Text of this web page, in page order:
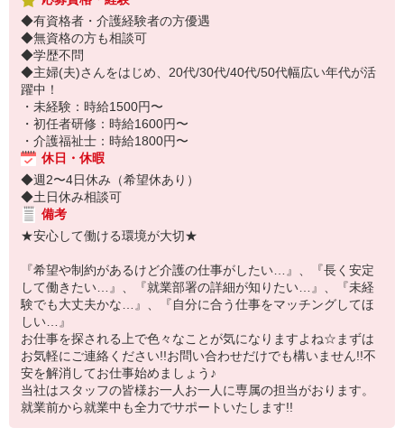
◆有資格者・介護経験者の方優遇
◆無資格の方も相談可
◆学歴不問
◆主婦(夫)さんをはじめ、20代/30代/40代/50代幅広い年代が活
躍中！
・未経験：時給1500円〜
・初任者研修：時給1600円〜
・介護福祉士：時給1800円〜
休日・休暇
◆週2〜4日休み（希望休あり）
◆土日休み相談可
備考
★安心して働ける環境が大切★
『希望や制約があるけど介護の仕事がしたい…』、『長く安定
して働きたい…』、『就業部署の詳細が知りたい…』、『未経
験でも大丈夫かな…』、『自分に合う仕事をマッチングしてほ
しい…』
お仕事を探される上で色々なことが気になりますよね☆まずは
お気軽にご連絡ください!!お問い合わせだけでも構いません!!不
安を解消してお仕事始めましょう♪
当社はスタッフの皆様お一人お一人に専属の担当がおります。
就業前から就業中も全力でサポートいたします!!